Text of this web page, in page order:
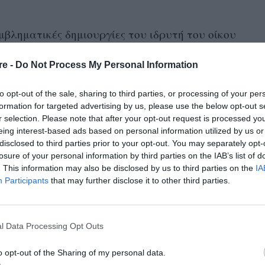
- Do Not Process My Personal Information
opt-out of the sale, sharing to third parties, or processing of your
for targeted advertising by us, please use the below opt-out
selection. Please note that after your opt-out request is processed
interest-based ads based on personal information utilized by us
to third parties prior to your opt-out. You may separately
of your personal information by third parties on the IAB’s list of
This information may also be disclosed by us to third parties on the
Participants that may further disclose it to other third parties.
Data Processing Opt Outs
opt-out of the Sharing of my personal data.
δημιουργίες του ιδρυτή του οίκου
Dossenaφέρνοντας μια μοντέρνα πνοή. Η
το πάρτι στυλ, αναμειγνύοντας τα
πλέγμα και λαμπερές παγιέτες με άνετα